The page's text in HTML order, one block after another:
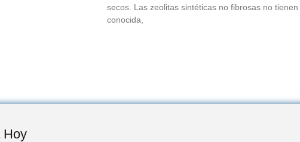
secos. Las zeolitas sintéticas no fibrosas no tienen
conocida,
Hoy